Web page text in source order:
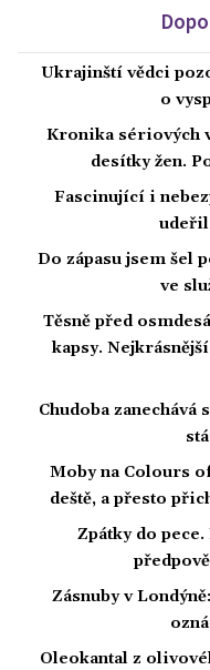
Ukrajinští vědci
o
Kronika sériových
desítky žen.
Fascinující i
Do zápasu jsem šel
ve
Těsně před
kapsy.
Chudoba
Moby na Colours
deště, a přesto
Zpátky do
Zásnuby v
Oleokantal z